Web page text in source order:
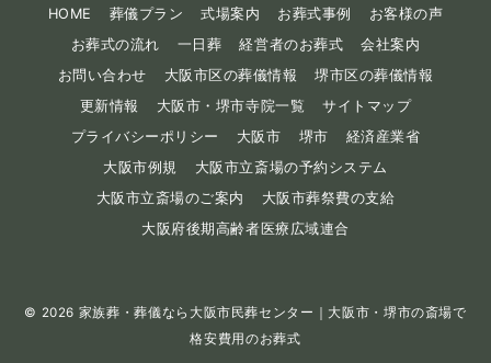
HOME 葬儀プラン 式場案内 お葬式事例
お客様の声
お葬式の流れ
一日葬 経営者のお葬式
会社案内
お問い合わせ
大阪市区の葬儀情報
堺市区の葬儀情報
更新情報
大阪市・堺市寺院一覧
サイトマップ
プライバシーポリシー
大阪市 堺市
経済産業省
大阪市例規
大阪市立斎場の予約システム
大阪市立斎場のご案内
大阪市葬祭費の支給
大阪府後期高齢者医療広域連合
© 2026 家族葬・葬儀なら大阪市民葬センター｜大阪市・堺市の斎場で
格安費用のお葬式